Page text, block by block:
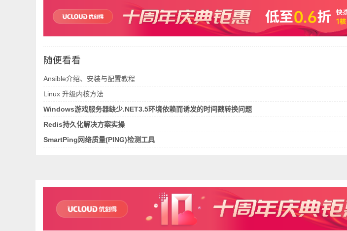
随便看看
Ansible介绍、安装与配置教程
Linux 升级内核方法
Windows游戏服务器缺少.NET3.5环境依赖而诱发的时间戳转换问题
Redis持久化解决方案实操
SmartPing网络质量(PING)检测工具